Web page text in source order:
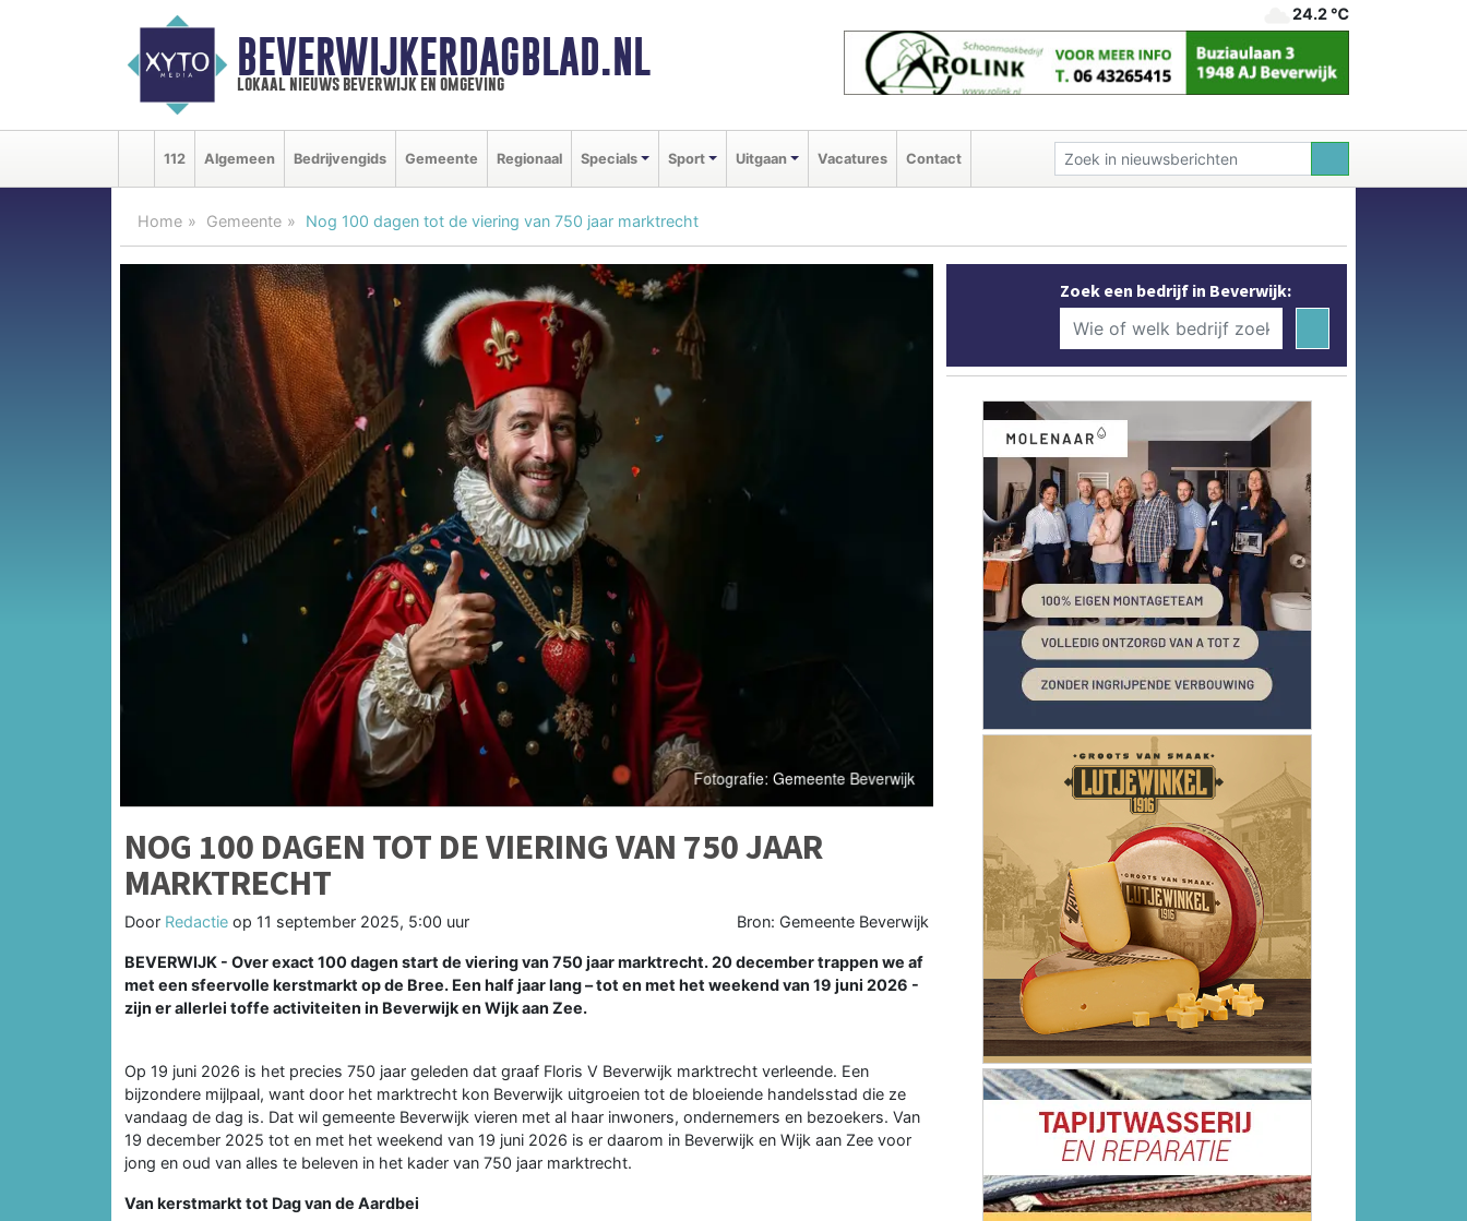
BEVERWIJKERDAGBLAD.NL
lokaal nieuws beverwijk en omgeving
24.2 ℃
112 Algemeen Bedrijvengids Gemeente Regionaal Specials Sport Uitgaan Vacatures Contact
Home Gemeente Nog 100 dagen tot de viering van 750 jaar marktrecht
NOG 100 DAGEN TOT DE VIERING VAN 750 JAAR
MARKTRECHT
Door Redactie op 11 september 2025, 5:00 uur Bron: Gemeente Beverwijk
BEVERWIJK - Over exact 100 dagen start de viering van 750 jaar marktrecht. 20 december trappen we af
met een sfeervolle kerstmarkt op de Bree. Een half jaar lang – tot en met het weekend van 19 juni 2026 -
zijn er allerlei toffe activiteiten in Beverwijk en Wijk aan Zee.
Op 19 juni 2026 is het precies 750 jaar geleden dat graaf Floris V Beverwijk marktrecht verleende. Een
bijzondere mijlpaal, want door het marktrecht kon Beverwijk uitgroeien tot de bloeiende handelsstad die ze
vandaag de dag is. Dat wil gemeente Beverwijk vieren met al haar inwoners, ondernemers en bezoekers. Van
19 december 2025 tot en met het weekend van 19 juni 2026 is er daarom in Beverwijk en Wijk aan Zee voor
jong en oud van alles te beleven in het kader van 750 jaar marktrecht.
Van kerstmarkt tot Dag van de Aardbei
Zoek een bedrijf in Beverwijk: